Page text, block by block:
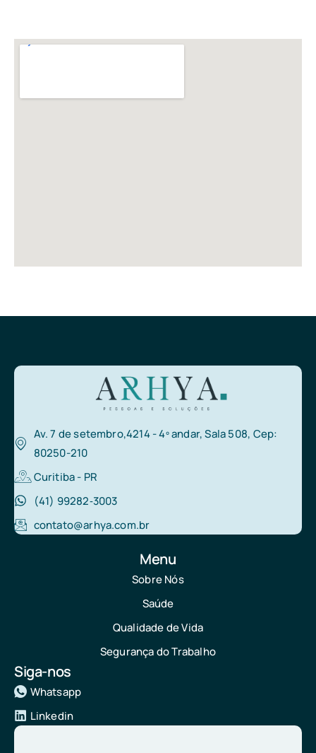
Av. 7 de setembro,4214 - 4º andar, Sala 508, Cep:
80250-210
Curitiba - PR
(41) 99282‑3003‬
contato@arhya.com.br
Menu
Sobre Nós
Saúde
Qualidade de Vida
Segurança do Trabalho
Siga-nos
Whatsapp
Linkedin